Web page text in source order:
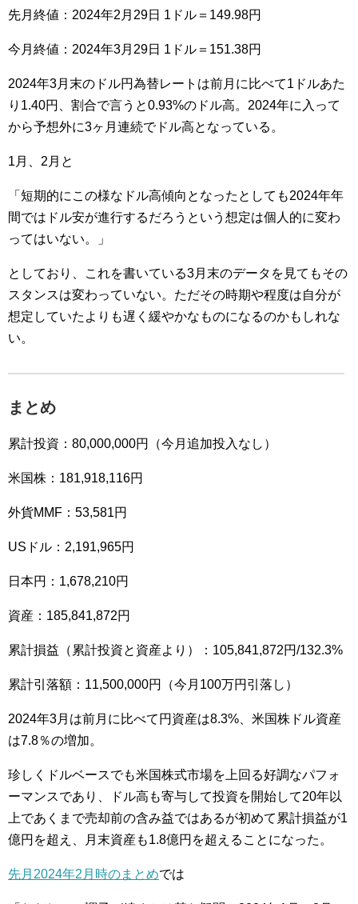
先月終値：2024年2月29日 1ドル＝149.98円
今月終値：2024年3月29日 1ドル＝151.38円
2024年3月末のドル円為替レートは前月に比べて1ドルあた
り1.40円、割合で言うと0.93%のドル高。2024年に入って
から予想外に3ヶ月連続でドル高となっている。
1月、2月と
「短期的にこの様なドル高傾向となったとしても2024年年
間ではドル安が進行するだろうという想定は個人的に変わ
ってはいない。」
としており、これを書いている3月末のデータを見てもその
スタンスは変わっていない。ただその時期や程度は自分が
想定していたよりも遅く緩やかなものになるのかもしれな
い。
まとめ
累計投資：80,000,000円（今月追加投入なし）
米国株：181,918,116円
外貨MMF：53,581円
USドル：2,191,965円
日本円：1,678,210円
資産：185,841,872円
累計損益（累計投資と資産より）：105,841,872円/132.3%
累計引落額：11,500,000円（今月100万円引落し）
2024年3月は前月に比べて円資産は8.3%、米国株ドル資産
は7.8％の増加。
珍しくドルベースでも米国株式市場を上回る好調なパフォ
ーマンスであり、ドル高も寄与して投資を開始して20年以
上であくまで売却前の含み益ではあるが初めて累計損益が1
億円を超え、月末資産も1.8億円を超えることになった。
先月2024年2月時のまとめでは